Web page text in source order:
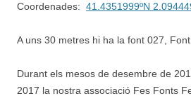
Coordenades: 41.4351999ºN
A uns 30 metres hi ha la font 027, Font
Durant els mesos de desembre de
2017 la nostra associació Fes Fonts